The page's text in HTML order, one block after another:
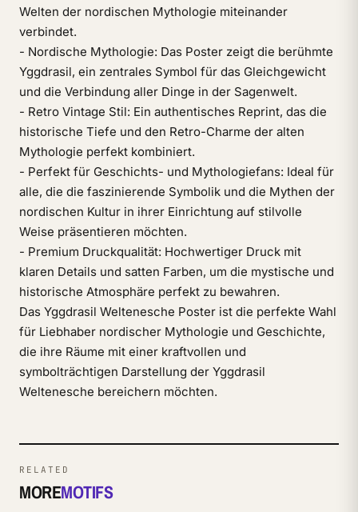
Welten der nordischen Mythologie miteinander
verbindet.
- Nordische Mythologie: Das Poster zeigt die berühmte
Yggdrasil, ein zentrales Symbol für das Gleichgewicht
und die Verbindung aller Dinge in der Sagenwelt.
- Retro Vintage Stil: Ein authentisches Reprint, das die
historische Tiefe und den Retro-Charme der alten
Mythologie perfekt kombiniert.
- Perfekt für Geschichts- und Mythologiefans: Ideal für
alle, die die faszinierende Symbolik und die Mythen der
nordischen Kultur in ihrer Einrichtung auf stilvolle
Weise präsentieren möchten.
- Premium Druckqualität: Hochwertiger Druck mit
klaren Details und satten Farben, um die mystische und
historische Atmosphäre perfekt zu bewahren.
Das Yggdrasil Weltenesche Poster ist die perfekte Wahl
für Liebhaber nordischer Mythologie und Geschichte,
die ihre Räume mit einer kraftvollen und
symbolträchtigen Darstellung der Yggdrasil
Weltenesche bereichern möchten.
RELATED
MOREMOTIFS